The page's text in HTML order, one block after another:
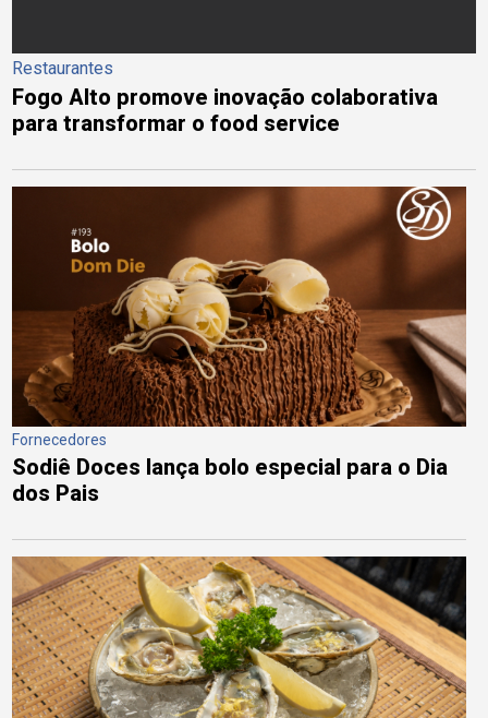
Restaurantes
Fogo Alto promove inovação colaborativa
para transformar o food service
Fornecedores
Sodiê Doces lança bolo especial para o Dia
dos Pais